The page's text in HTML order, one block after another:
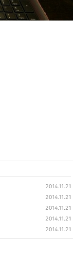
2014.11.21
2014.11.21
2014.11.21
2014.11.21
2014.11.21